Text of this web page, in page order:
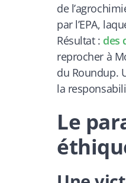
de
par l’EPA,
Résultat : des
reprocher à
du Roundup.
la
Le